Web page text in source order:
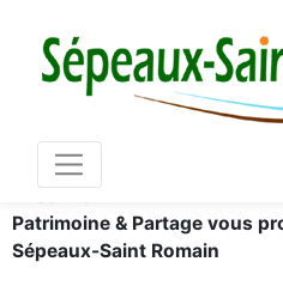
03 86 73 16 36
TricoThé !
Patrimoine & Partage vous
Sépeaux-Saint Romain